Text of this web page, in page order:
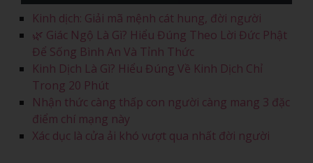
Kinh dịch: Giải mã mệnh cát hung, đời người
🌿 Giác Ngộ Là Gì? Hiểu Đúng Theo Lời Đức Phật
Để Sống Bình An Và Tỉnh Thức
Kinh Dịch Là Gì? Hiểu Đúng Về Kinh Dịch Chỉ
Trong 20 Phút
Nhận thức càng thấp con người càng mang 3 đặc
điểm chí mạng này
Xác dục là cửa ải khó vượt qua nhất đời người